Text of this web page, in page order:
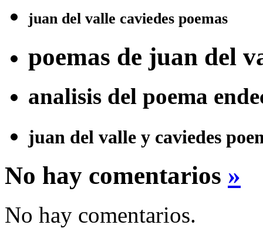
juan del valle caviedes poemas
poemas de juan del
analisis del poema
juan del valle y caviedes
No hay comentarios »
No hay comentarios.